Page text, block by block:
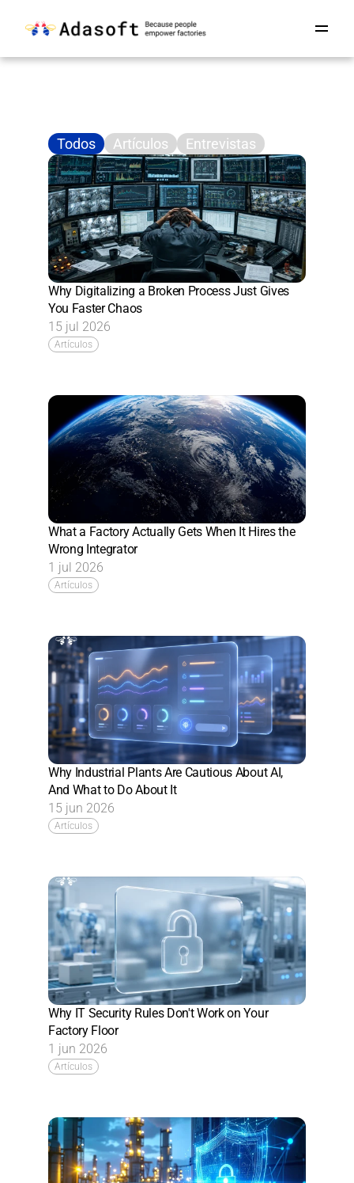
Blog
Todos Artículos Entrevistas
Why Digitalizing a Broken Process Just Gives
You Faster Chaos
15 jul 2026
Artículos
What a Factory Actually Gets When It Hires the
Wrong Integrator
1 jul 2026
Artículos
Why Industrial Plants Are Cautious About AI,
And What to Do About It
15 jun 2026
Artículos
Why IT Security Rules Don't Work on Your
Factory Floor
1 jun 2026
Artículos